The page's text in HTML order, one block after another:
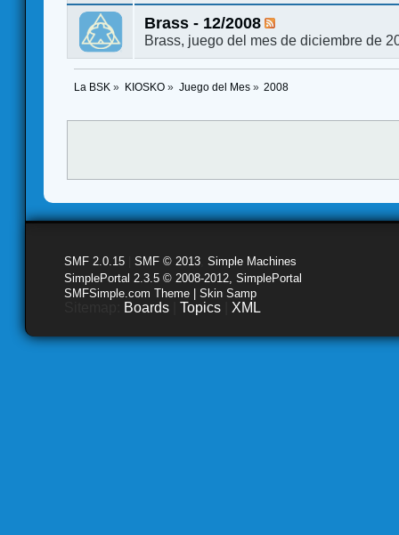
Brass - 12/2008
Brass, juego del mes de diciembre de
La BSK » KIOSKO» Juego del Mes» 2008
SMF 2.0.15 SMF © 2013 Simple Machines
SimplePortal 2.3.5 © 2008-2012, SimplePortal
SMFSimple.com Theme | Skin Samp
Boards Topics XML